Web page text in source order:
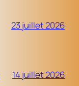
23 juillet 2026
14 juillet 2026